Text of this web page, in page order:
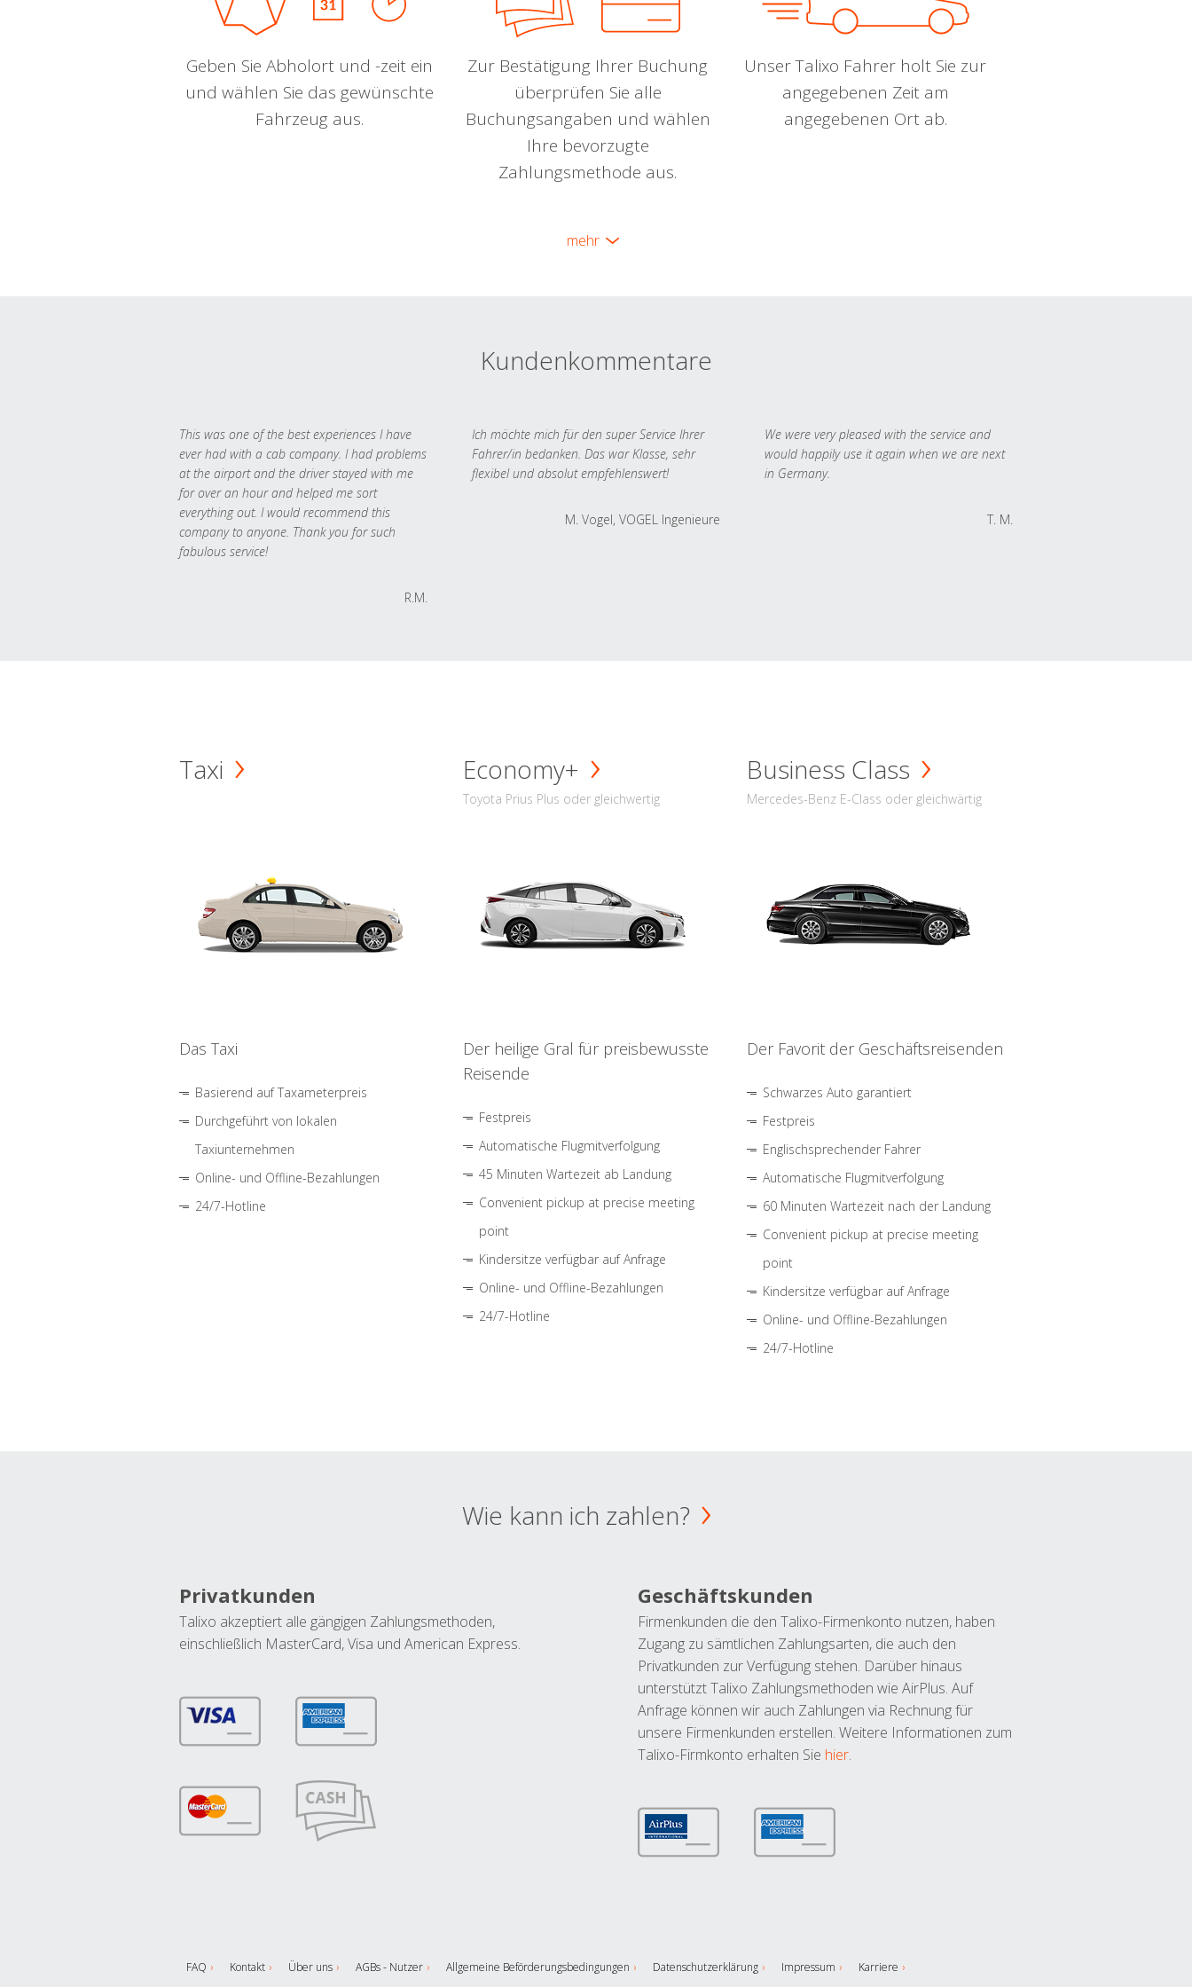
Geben Sie Abholort und -zeit ein
und wählen Sie das gewünschte
Fahrzeug aus.
Zur Bestätigung Ihrer Buchung
überprüfen Sie alle
Buchungsangaben und wählen
Ihre bevorzugte
Zahlungsmethode aus.
Unser Talixo Fahrer holt Sie zur
angegebenen Zeit am
angegebenen Ort ab.
mehr
Kundenkommentare
This was one of the best experiences I have
ever had with a cab company. I had problems
at the airport and the driver stayed with me
for over an hour and helped me sort
everything out. I would recommend this
company to anyone. Thank you for such
fabulous service!
R.M.
Ich möchte mich für den super Service Ihrer
Fahrer/in bedanken. Das war Klasse, sehr
flexibel und absolut empfehlenswert!
M. Vogel, VOGEL Ingenieure
We were very pleased with the service and
would happily use it again when we are next
in Germany.
T. M.
Taxi
Das Taxi
Basierend auf Taxameterpreis
Durchgeführt von lokalen
Taxiunternehmen
Online- und Offline-Bezahlungen
24/7-Hotline
Economy+
Toyota Prius Plus oder gleichwertig
Der heilige Gral für preisbewusste
Reisende
Festpreis
Automatische Flugmitverfolgung
45 Minuten Wartezeit ab Landung
Convenient pickup at precise meeting
point
Kindersitze verfügbar auf Anfrage
Online- und Offline-Bezahlungen
24/7-Hotline
Business Class
Mercedes-Benz E-Class oder gleichwärtig
Der Favorit der Geschäftsreisenden
Schwarzes Auto garantiert
Festpreis
Englischsprechender Fahrer
Automatische Flugmitverfolgung
60 Minuten Wartezeit nach der Landung
Convenient pickup at precise meeting
point
Kindersitze verfügbar auf Anfrage
Online- und Offline-Bezahlungen
24/7-Hotline
Wie kann ich zahlen?
Privatkunden
Talixo akzeptiert alle gängigen Zahlungsmethoden,
einschließlich MasterCard, Visa und American Express.
Geschäftskunden
Firmenkunden die den Talixo-Firmenkonto nutzen, haben
Zugang zu sämtlichen Zahlungsarten, die auch den
Privatkunden zur Verfügung stehen. Darüber hinaus
unterstützt Talixo Zahlungsmethoden wie AirPlus. Auf
Anfrage können wir auch Zahlungen via Rechnung für
unsere Firmenkunden erstellen. Weitere Informationen zum
Talixo-Firmkonto erhalten Sie hier.
FAQ Kontakt Über uns AGBs - Nutzer Allgemeine Beförderungsbedingungen Datenschutzerklärung Impressum Karriere